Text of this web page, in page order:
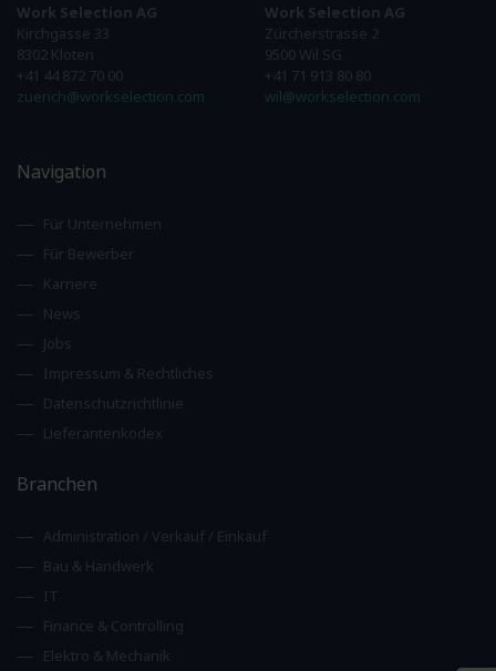
Work Selection AG
Kirchgasse 33
8302 Kloten
+41 44 872 70 00
zuerich@workselection.com
Work Selection AG
Zürcherstrasse 2
9500 Wil SG
+41 71 913 80 80
wil@workselection.com
Navigation
Für Unternehmen
Für Bewerber
Karriere
News
Jobs
Impressum & Rechtliches
Datenschutzrichtlinie
Lieferantenkodex
Branchen
Administration / Verkauf / Einkauf
Bau & Handwerk
IT
Finance & Controlling
Elektro & Mechanik